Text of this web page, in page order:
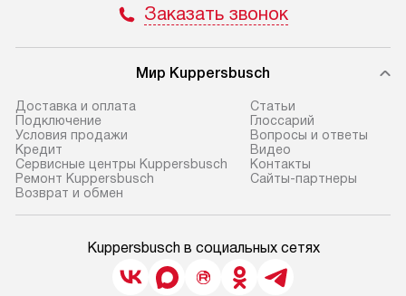
Заказать звонок
Мир Kuppersbusch
Доставка и оплата
Подключение
Условия продажи
Кредит
Сервисные центры Kuppersbusch
Ремонт Kuppersbusch
Возврат и обмен
Cтатьи
Глоссарий
Вопросы и ответы
Видео
Контакты
Сайты-партнеры
Kuppersbusch в социальных сетях